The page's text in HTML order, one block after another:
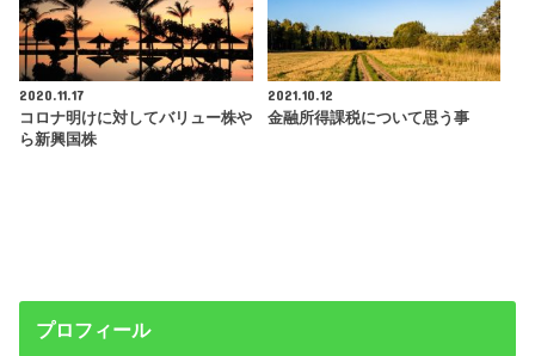
2020.11.17
コロナ明けに対してバリュー株や
ら新興国株
2021.10.12
金融所得課税について思う事
プロフィール